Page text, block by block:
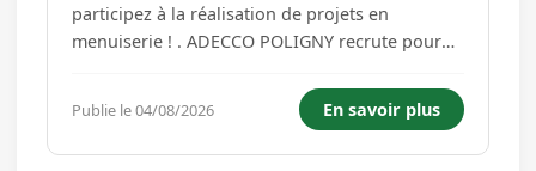
participez à la réalisation de projets en
menuiserie ! . ADECCO POLIGNY recrute pour
menuiserie un Ouvrier BTP (H/F). Pourquoi nous
rejoindre ? Participez à la fabrication et à
l'installation d'ouvrages de...
Publie le 04/08/2026 En savoir plus